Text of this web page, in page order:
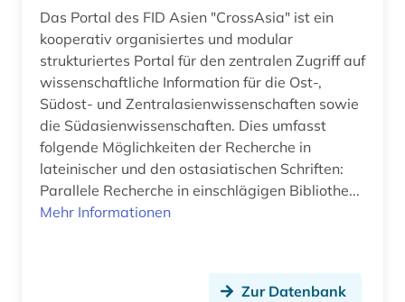
Das Portal des FID Asien "CrossAsia" ist ein
kooperativ organisiertes und modular
strukturiertes Portal für den zentralen Zugriff auf
wissenschaftliche Information für die Ost-,
Südost- und Zentralasienwissenschaften sowie
die Südasienwissenschaften. Dies umfasst
folgende Möglichkeiten der Recherche in
lateinischer und den ostasiatischen Schriften:
Parallele Recherche in einschlägigen Bibliothe...
Mehr Informationen
Zur Datenbank